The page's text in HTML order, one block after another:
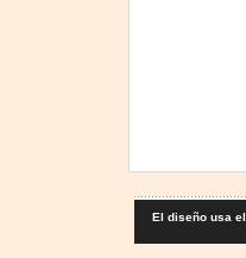
El diseño usa